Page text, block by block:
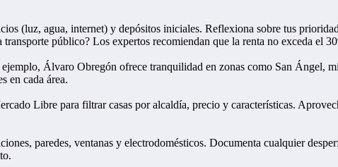
(luz, agua, internet) y depósitos iniciales. Reflexiona sobre tus
público? Los expertos recomiendan que la renta no exceda el
Álvaro Obregón ofrece tranquilidad en zonas como San Ángel,
en cada área.
Libre para filtrar casas por alcaldía, precio y características.
paredes, ventanas y electrodomésticos. Documenta cualquier